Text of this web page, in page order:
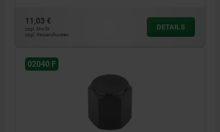
11,03 €
zzgl. MwSt.
zzgl. Versandkosten
DETAILS
02040 F